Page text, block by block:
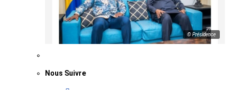
© Présidence
Nous Suivre